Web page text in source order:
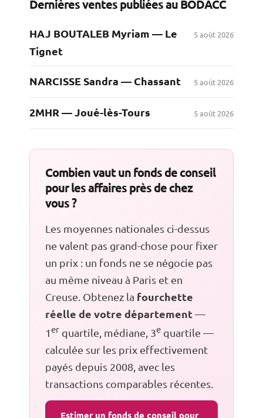
Dernières ventes publiées au BODACC
HAJ BOUTALEB Myriam — Le
Tignet
5 août 2026
NARCISSE Sandra — Chassant 5 août 2026
2MHR — Joué-lès-Tours 5 août 2026
Combien vaut un fonds de conseil
pour les affaires près de chez
vous ?
Les moyennes nationales ci-dessus
ne valent pas grand-chose pour fixer
un prix : un fonds ne se négocie pas
au même niveau à Paris et en
Creuse. Obtenez la fourchette
réelle de votre département —
1er quartile, médiane, 3e quartile —
calculée sur les prix effectivement
payés depuis 2008, avec les
transactions comparables récentes.
Estimer un fonds de conseil pour